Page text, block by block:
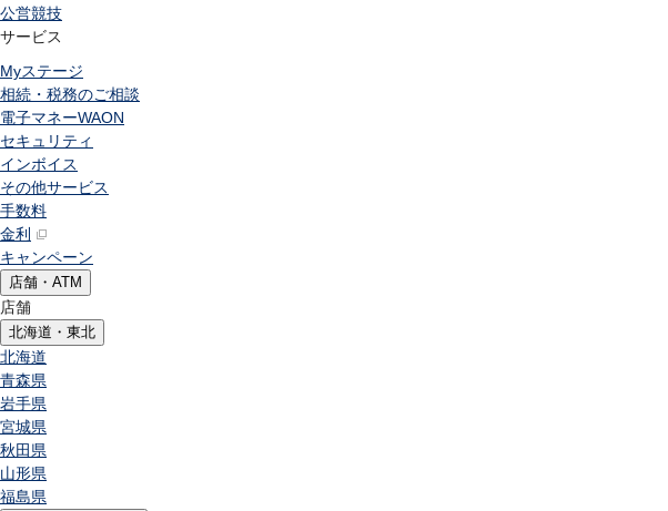
公営競技
サービス
Myステージ
相続・税務のご相談
電子マネーWAON
セキュリティ
インボイス
その他サービス
手数料
金利
キャンペーン
店舗・ATM
店舗
北海道・東北
北海道
青森県
岩手県
宮城県
秋田県
山形県
福島県